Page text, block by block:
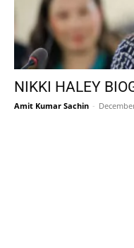
NIKKI HALEY
Amit Kumar Sachin -